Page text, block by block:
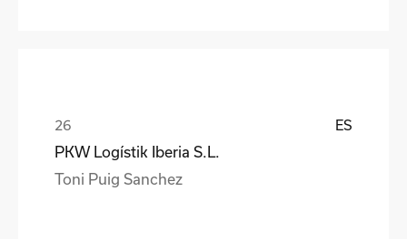
ES
PKW Logístik Iberia S.L.
Toni Puig Sanchez